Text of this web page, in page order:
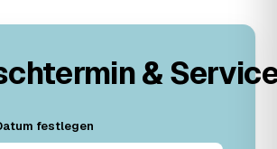
&
festlegen